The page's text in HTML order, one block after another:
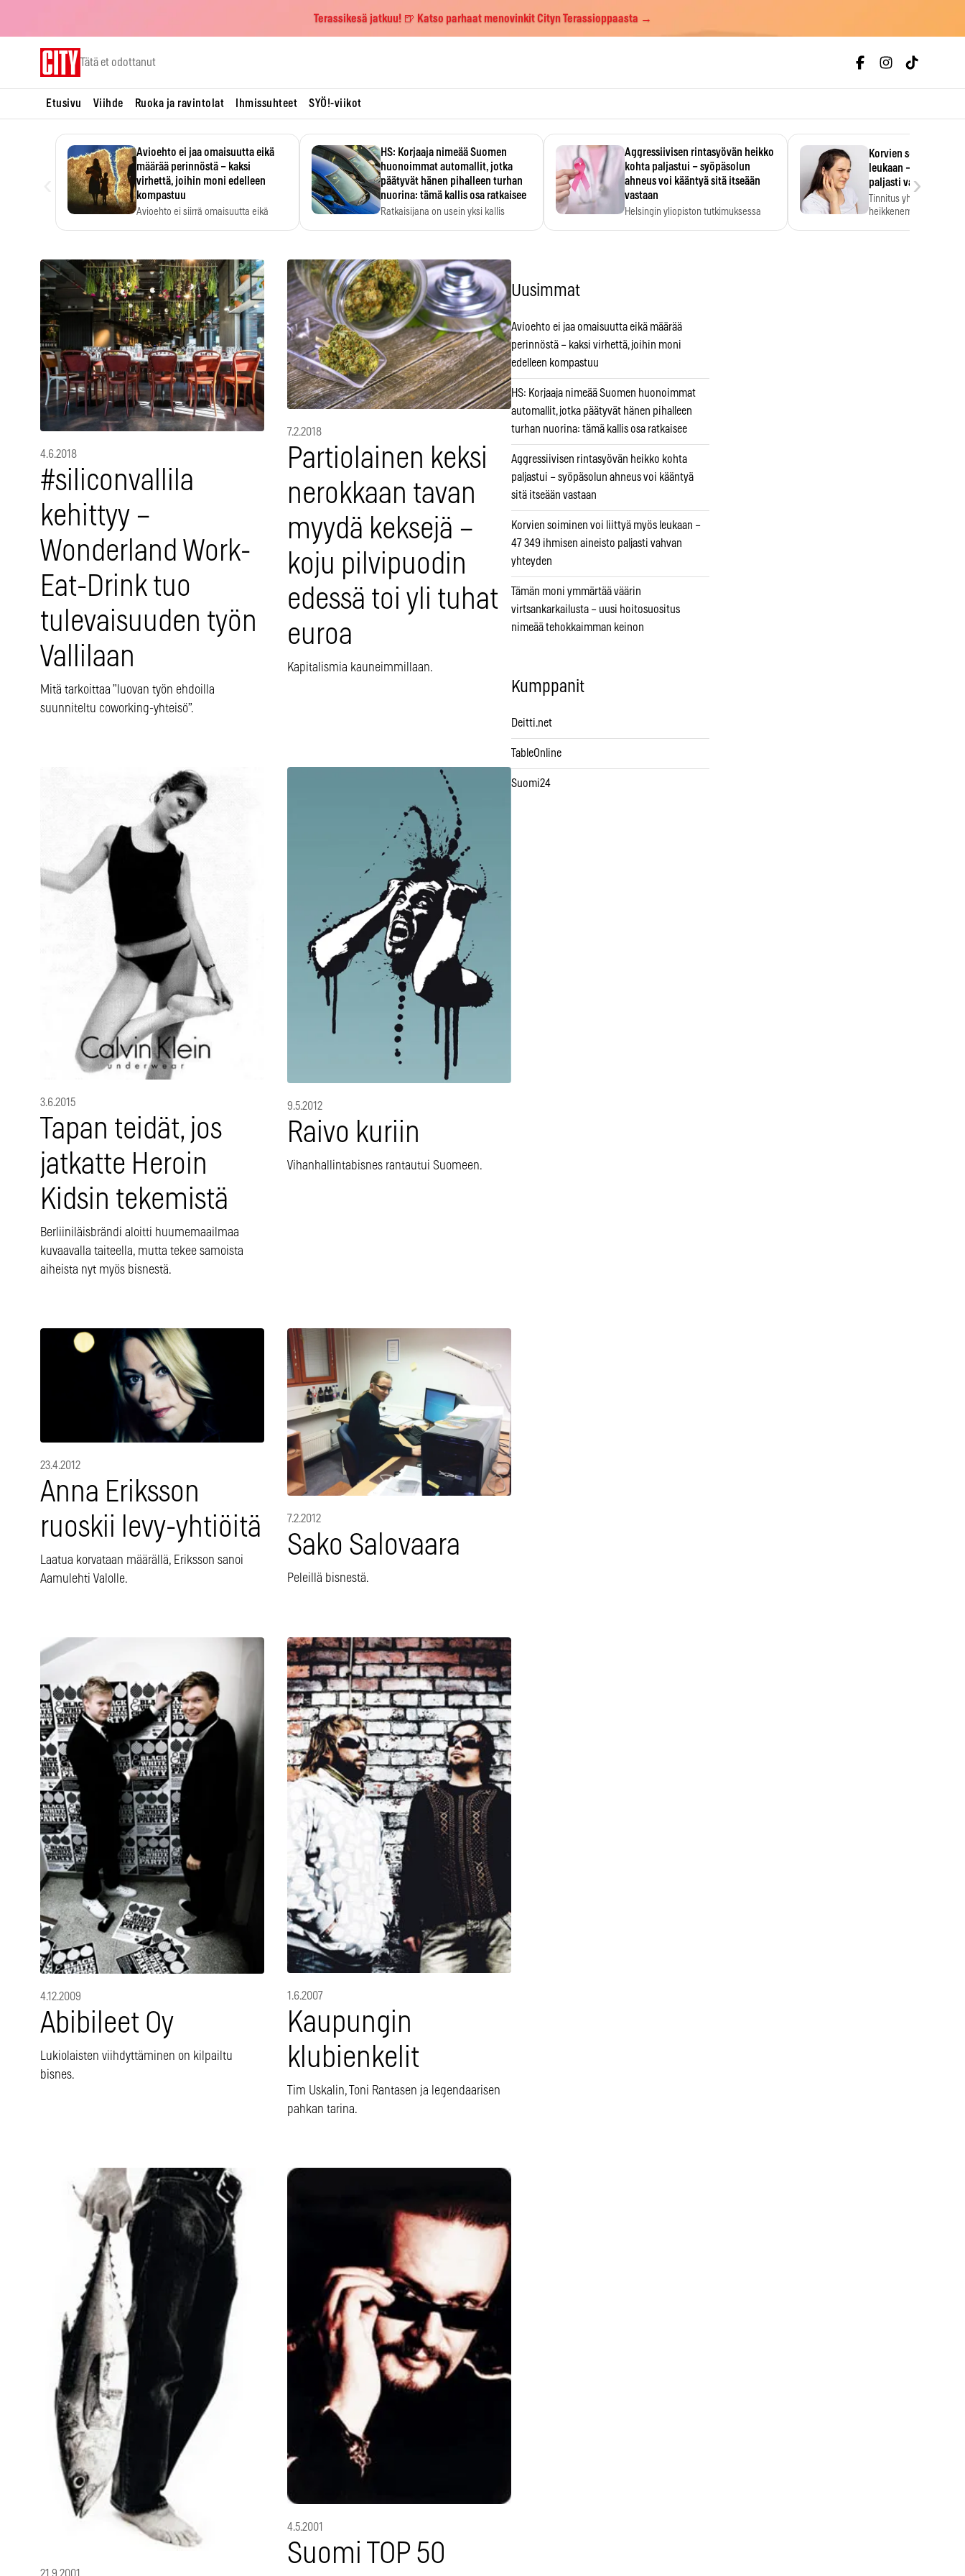
Terassikesä jatkuu! 🍺 Katso parhaat menovinkit Cityn Terassioppaasta →
Tätä et odottanut
Etusivu Viihde Ruoka ja ravintolat Ihmissuhteet SYÖ!-viikot
Avioehto ei jaa omaisuutta eikä
määrää perinnöstä – kaksi
virhettä, joihin moni edelleen
kompastuu
Avioehto ei siirrä omaisuutta eikä
HS: Korjaaja nimeää Suomen
huonoimmat automallit, jotka
päätyvät hänen pihalleen turhan
nuorina: tämä kallis osa ratkaisee
Ratkaisijana on usein yksi kallis
Aggressiivisen rintasyövän heikko
kohta paljastui – syöpäsolun
ahneus voi kääntyä sitä itseään
vastaan
Helsingin yliopiston tutkimuksessa
Korvien soiminen
leukaan – 47 349
paljasti vahvan
Tinnitus yhdistetään
heikkenemiseen.
›
4.6.2018
#siliconvallila
kehittyy –
Wonderland Work-
Eat-Drink tuo
tulevaisuuden työn
Vallilaan
Mitä tarkoittaa ”luovan työn ehdoilla
suunniteltu coworking-yhteisö”.
7.2.2018
Partiolainen keksi
nerokkaan tavan
myydä keksejä –
koju pilvipuodin
edessä toi yli tuhat
euroa
Kapitalismia kauneimmillaan.
3.6.2015
Tapan teidät, jos
jatkatte Heroin
Kidsin tekemistä
Berliiniläisbrändi aloitti huumemaailmaa
kuvaavalla taiteella, mutta tekee samoista
aiheista nyt myös bisnestä.
9.5.2012
Raivo kuriin
Vihanhallintabisnes rantautui Suomeen.
23.4.2012
Anna Eriksson
ruoskii levy-yhtiöitä
Laatua korvataan määrällä, Eriksson sanoi
Aamulehti Valolle.
7.2.2012
Sako Salovaara
Peleillä bisnestä.
4.12.2009
Abibileet Oy
Lukiolaisten viihdyttäminen on kilpailtu
bisnes.
1.6.2007
Kaupungin
klubienkelit
Tim Uskalin, Toni Rantasen ja legendaarisen
pahkan tarina.
4.5.2001
Suomi TOP 50
Uusimmat
Avioehto ei jaa omaisuutta eikä määrää
perinnöstä – kaksi virhettä, joihin moni
edelleen kompastuu
HS: Korjaaja nimeää Suomen huonoimmat
automallit, jotka päätyvät hänen pihalleen
turhan nuorina: tämä kallis osa ratkaisee
Aggressiivisen rintasyövän heikko kohta
paljastui – syöpäsolun ahneus voi kääntyä
sitä itseään vastaan
Korvien soiminen voi liittyä myös leukaan –
47 349 ihmisen aineisto paljasti vahvan
yhteyden
Tämän moni ymmärtää väärin
virtsankarkailusta – uusi hoitosuositus
nimeää tehokkaimman keinon
Kumppanit
Deitti.net
TableOnline
Suomi24